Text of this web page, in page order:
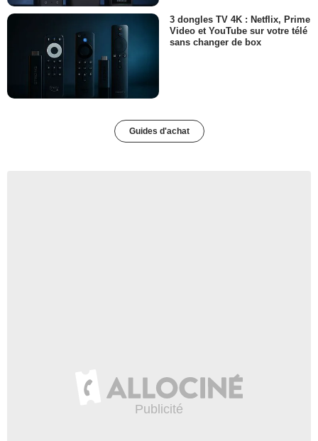
3 dongles TV 4K : Netflix, Prime
Video et YouTube sur votre télé
sans changer de box
Guides d'achat